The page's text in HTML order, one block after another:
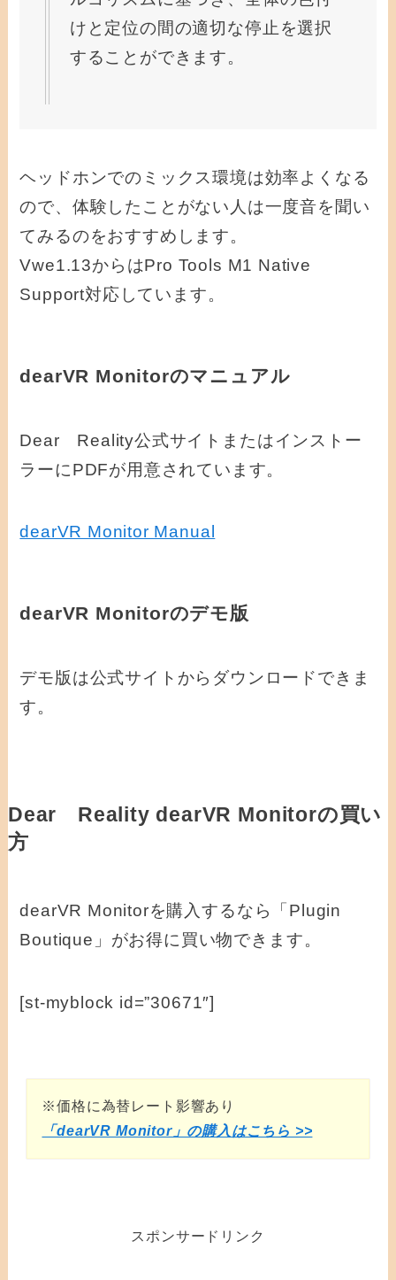
けと定位の間の適切な停止を選択
することができます。
ヘッドホンでのミックス環境は効率よくなる
ので、体験したことがない人は一度音を聞い
てみるのをおすすめします。
Vwe1.13からはPro Tools M1 Native
Support対応しています。
dearVR Monitorのマニュアル
Dear Reality公式サイトまたはインストー
ラーにPDFが用意されています。
dearVR Monitor Manual
dearVR Monitorのデモ版
デモ版は公式サイトからダウンロードできま
す。
Dear Reality dearVR Monitorの買い
方
dearVR Monitorを購入するなら「Plugin
Boutique」がお得に買い物できます。
[st-myblock id=”30671″]
※価格に為替レート影響あり
「dearVR Monitor」の購入はこちら >>
スポンサードリンク